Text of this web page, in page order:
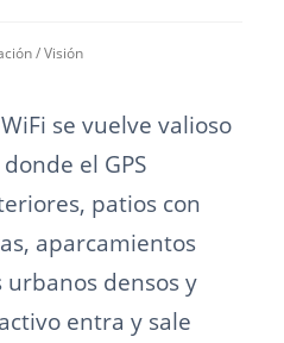
/Visión
se vuelve valioso
el GPS
patios con
aparcamientos
densos y
entra y sale